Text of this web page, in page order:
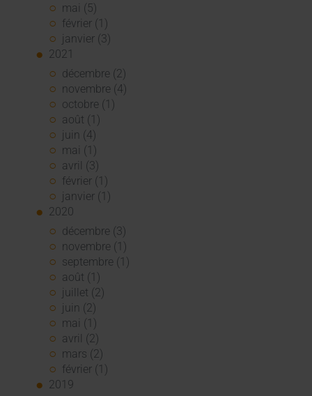
mai (5)
février (1)
janvier (3)
2021
décembre (2)
novembre (4)
octobre (1)
août (1)
juin (4)
mai (1)
avril (3)
février (1)
janvier (1)
2020
décembre (3)
novembre (1)
septembre (1)
août (1)
juillet (2)
juin (2)
mai (1)
avril (2)
mars (2)
février (1)
2019